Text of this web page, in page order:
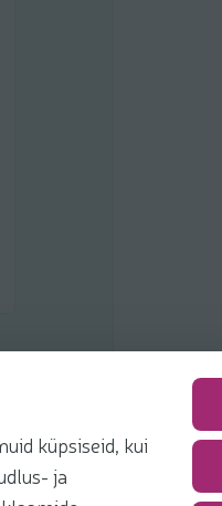
küpsiseid, kui
ja